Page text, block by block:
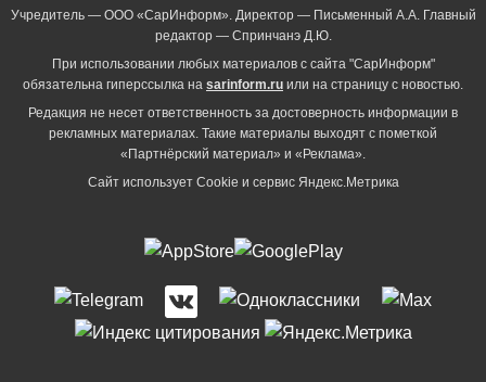
Учредитель — ООО «СарИнформ». Директор — Письменный А.А. Главный
редактор — Спринчанэ Д.Ю.
При использовании любых материалов с сайта "СарИнформ"
обязательна гиперссылка на sarinform.ru или на страницу с новостью.
Редакция не несет ответственность за достоверность информации в
рекламных материалах. Такие материалы выходят с пометкой
«Партнёрский материал» и «Реклама».
Сайт использует Cookie и сервиc Яндекс.Метрика